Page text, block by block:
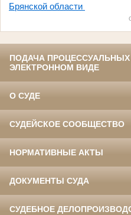
Брянской области
ПОДАЧА
ЭЛЕКТРОННОМ ВИДЕ
О СУДЕ
СУДЕЙСКОЕ СООБЩЕСТВО
НОРМАТИВНЫЕ АКТЫ
ДОКУМЕНТЫ СУДА
СУДЕБНОЕ